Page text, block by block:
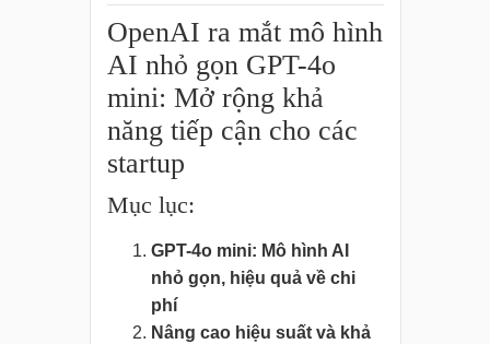
OpenAI ra mắt mô hình
AI nhỏ gọn GPT-4o
mini: Mở rộng khả
năng tiếp cận cho các
startup
Mục lục:
GPT-4o mini: Mô hình AI
nhỏ gọn, hiệu quả về chi
phí
Nâng cao hiệu suất và khả